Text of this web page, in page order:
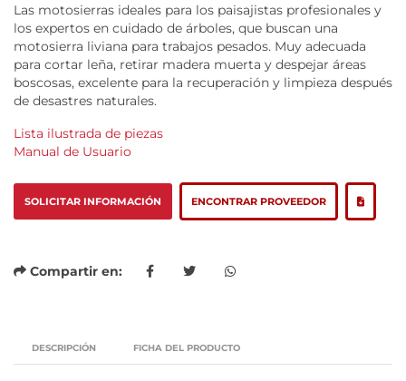
Las motosierras ideales para los paisajistas profesionales y
los expertos en cuidado de árboles, que buscan una
motosierra liviana para trabajos pesados. Muy adecuada
para cortar leña, retirar madera muerta y despejar áreas
boscosas, excelente para la recuperación y limpieza después
de desastres naturales.
Lista ilustrada de piezas
Manual de Usuario
SOLICITAR INFORMACIÓN ENCONTRAR PROVEEDOR
Compartir en:
DESCRIPCIÓN FICHA DEL PRODUCTO